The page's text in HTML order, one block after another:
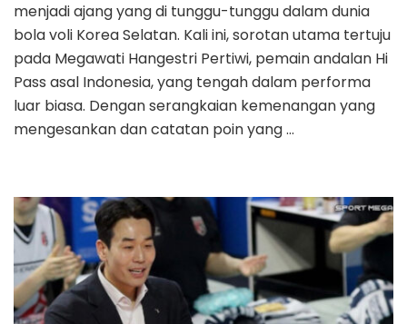
menjadi ajang yang di tunggu-tunggu dalam dunia
bola voli Korea Selatan. Kali ini, sorotan utama tertuju
pada Megawati Hangestri Pertiwi, pemain andalan Hi
Pass asal Indonesia, yang tengah dalam performa
luar biasa. Dengan serangkaian kemenangan yang
mengesankan dan catatan poin yang …